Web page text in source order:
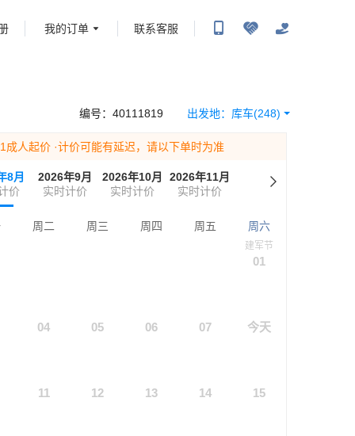
我的订单 联系客服
出发地： 库车(248)
编号： 40111819
成人起价 ·计价可能有延迟，请以下单时为准
8月
价
2026年9月
实时计价
2026年10月
实时计价
2026年11月
实时计价
周二 周三 周四 周五 周六
建军节
01
04 05 06 07 今天
11 12 13 14 15